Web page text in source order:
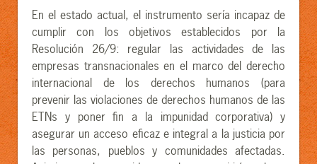
En el estado actual, el instrumento sería incapaz de
cumplir con los objetivos establecidos por la
Resolución 26/9: regular las actividades de las
empresas transnacionales en el marco del derecho
internacional de los derechos humanos (para
prevenir las violaciones de derechos humanos de las
ETNs y poner fin a la impunidad corporativa) y
asegurar un acceso eficaz e integral a la justicia por
las personas, pueblos y comunidades afectadas.